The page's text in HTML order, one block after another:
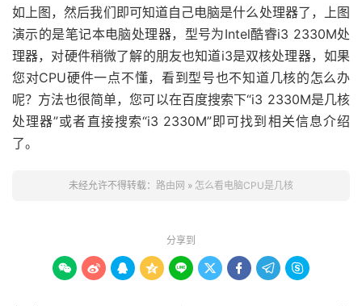
如上图，然后我们即可知道自己电脑是什么处理器了，上图
演示的是笔记本电脑处理器，型号为Intel酷睿i3 2330M处
理器，对硬件稍微了解的朋友也知道i3是双核处理器，如果
您对CPU硬件一点不懂，看到型号也不知道几核的怎么办
呢？方法也很简单，您可以在百度搜索下“i3 2330M是几核
处理器”或者直接搜索“i3 2330M”即可找到相关信息介绍
了。
未经允许不得转载： 路由网 » 怎么看电脑CPU是几核
分享到
        